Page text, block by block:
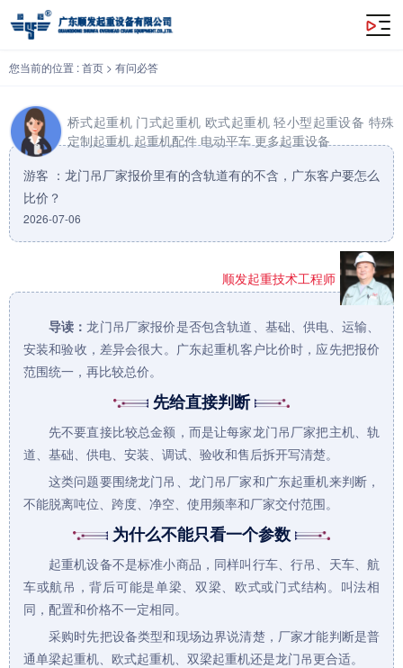
龙门吊厂家报价里有的含轨道有的不含，广东客户要怎么比价？
您当前的位置 :首页 > 有问必答
桥式起重机 门式起重机 欧式起重机 轻小型起重设备 特殊
定制起重机 起重机配件 电动平车 更多起重设备
游客 ：龙门吊厂家报价里有的含轨道有的不含，广东客户要怎么
比价？
2026-07-06
顺发起重技术工程师
导读：龙门吊厂家报价是否包含轨道、基础、供电、运输、
安装和验收，差异会很大。广东起重机客户比价时，应先把报价
范围统一，再比较总价。
先给直接判断
先不要直接比较总金额，而是让每家龙门吊厂家把主机、轨
道、基础、供电、安装、调试、验收和售后拆开写清楚。
这类问题要围绕龙门吊、龙门吊厂家和广东起重机来判断，
不能脱离吨位、跨度、净空、使用频率和厂家交付范围。
为什么不能只看一个参数
起重机设备不是标准小商品，同样叫行车、行吊、天车、航
车或航吊，背后可能是单梁、双梁、欧式或门式结构。叫法相
同，配置和价格不一定相同。
采购时先把设备类型和现场边界说清楚，厂家才能判断是普
通单梁起重机、 欧式起重机、 双梁起重机还是龙门吊更合适。